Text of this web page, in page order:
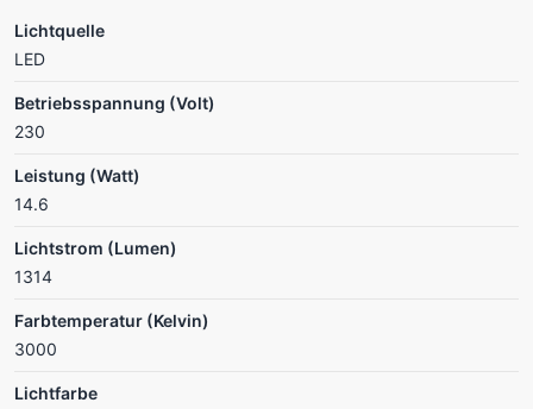
Lichtquelle
LED
Betriebsspannung (Volt)
230
Leistung (Watt)
14.6
Lichtstrom (Lumen)
1314
Farbtemperatur (Kelvin)
3000
Lichtfarbe